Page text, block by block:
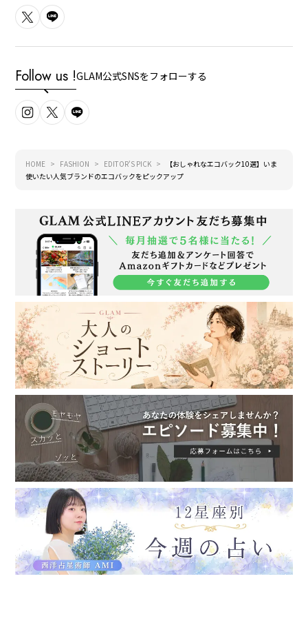
Follow us !GLAM公式SNSをフォローする
HOME FASHION EDITOR'S PICK
【おしゃれなエコバック10選】いま
使いたい人気ブランドのエコバックをピックアップ